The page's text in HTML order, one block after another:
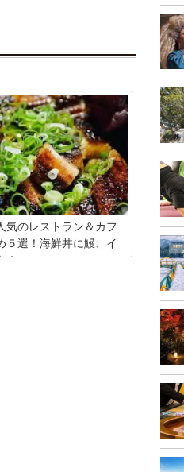
気のレストラン＆カフ
５選！海鮮丼に鰻、イ
！